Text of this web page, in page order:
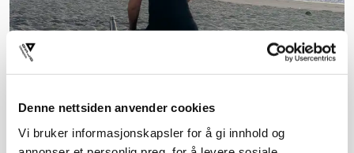
Denne nettsiden anvender cookies
Vi bruker informasjonskapsler for å gi innhold og